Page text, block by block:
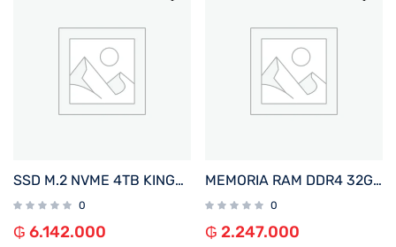
SSD M.2 NVME 4TB KINGSTON FURY RENEGADE C/DISIPADOR TERMICO SFYRDK/4000G 7300/7000 PCIE4.0
0
₲ 6.142.000
MEMORIA RAM DDR4 32GB 3200 CRUCIAL CT32G4DFD832A
0
₲ 2.247.000